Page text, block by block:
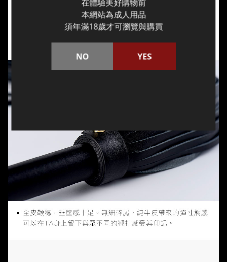
本網站為成人用品
須年滿18歲才可瀏覽與購買
NO YES